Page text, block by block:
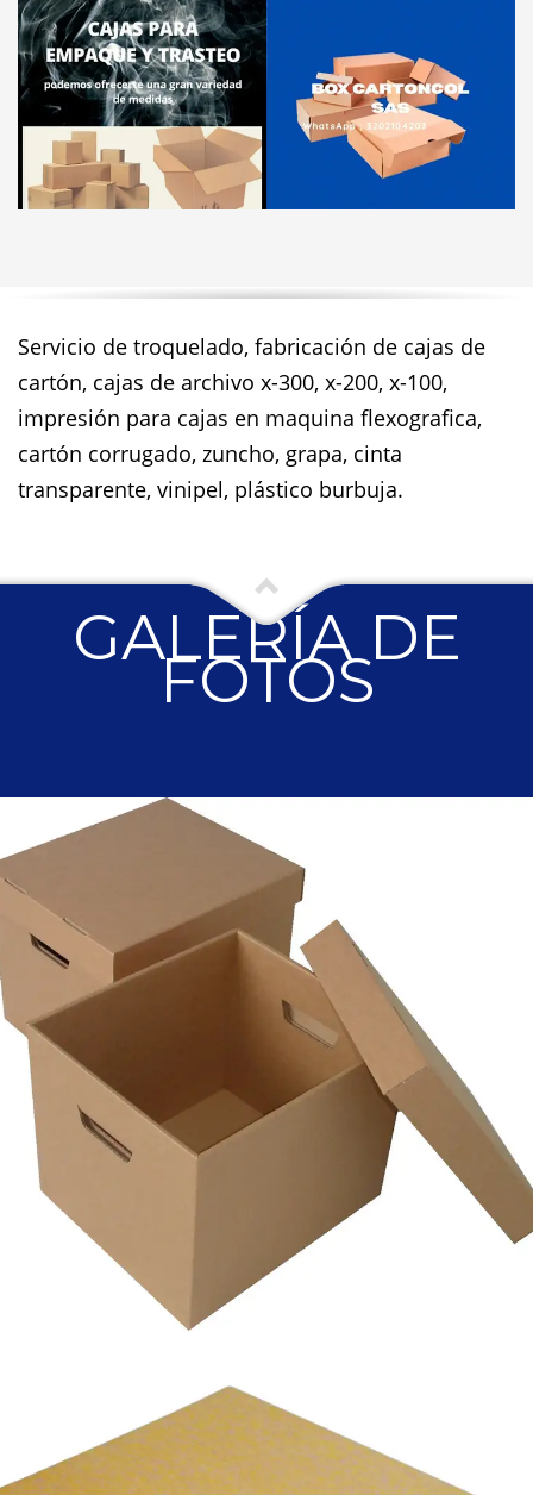
Servicio de troquelado, fabricación de cajas de
cartón, cajas de archivo x-300, x-200, x-100,
impresión para cajas en maquina flexografica,
cartón corrugado, zuncho, grapa, cinta
transparente, vinipel, plástico burbuja.
GALERÍA DE
FOTOS